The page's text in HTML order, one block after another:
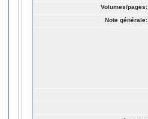
Volumes/pages:
Note générale: